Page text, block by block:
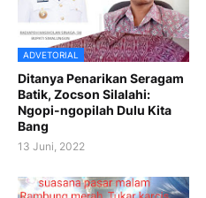
ADVETORIAL
Ditanya Penarikan Seragam
Batik, Zocson Silalahi:
Ngopi-ngopilah Dulu Kita
Bang
13 Juni, 2022